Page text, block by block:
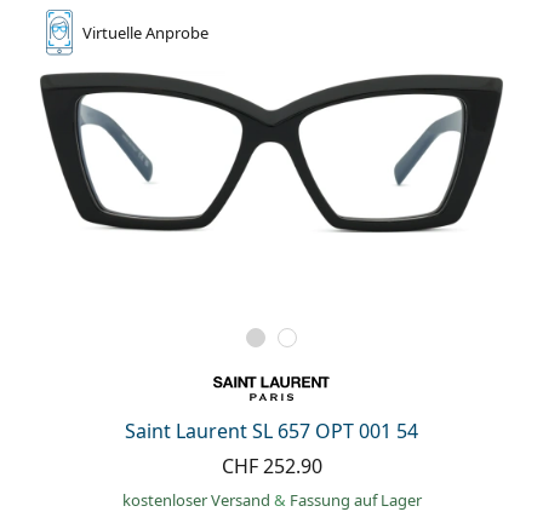
VirtuelleAnprobe
Saint Laurent SL 657 OPT 001 54
CHF 252.90
kostenloser Versand & Fassung auf Lager